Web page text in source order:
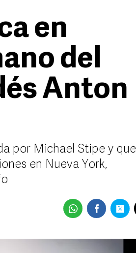
en
del
Anton
por Michael Stipe y que
en Nueva York,